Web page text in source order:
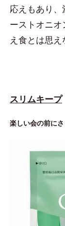
応えもあり
ーストオニ
え食とは思え
スリムキープ
楽しい会の前に